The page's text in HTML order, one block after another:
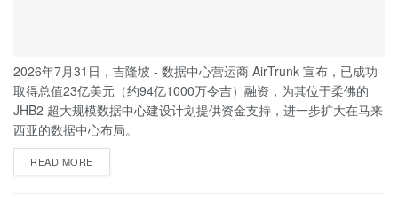
2026年7月31日，吉隆坡 - 数据中心营运商 AirTrunk 宣布，已成功
取得总值23亿美元（约94亿1000万令吉）融资，为其位于柔佛的
JHB2 超大规模数据中心建设计划提供资金支持，进一步扩大在马来
西亚的数据中心布局。
READ MORE